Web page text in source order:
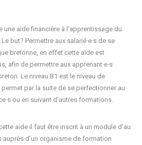
aide financière à l’apprentissage du
. Le but? Permettre aux salarié·e·s de se
bretonne, en effet cette aide est
afin de permettre aux apprenant·e·s
Le niveau B1 est le niveau de
permet par la suite de se perfectionner au
ou en suivant d’autres formations.
aide il faut être inscrit à un module d’au
auprès d’un organisme de formation